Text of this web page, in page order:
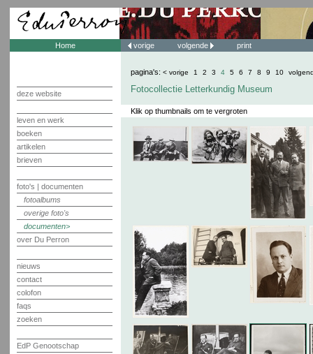
Home
deze website
leven en werk
boeken
artikelen
brieven
foto's | documenten
fotoalbums
overige foto's
documenten
over Du Perron
nieuws
contact
colofon
faqs
zoeken
EdP Genootschap
vorige volgende print
pagina's: < vorige 1 2 3 4 5 6 7 8 9 10
Fotocollectie Letterkundig Museum
Klik op thumbnails om te vergroten